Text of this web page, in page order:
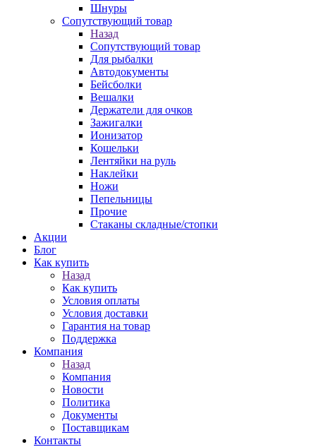
Шнуры
Сопутствующий товар
Назад
Сопутствующий товар
Для рыбалки
Автодокументы
Бейсболки
Вешалки
Держатели для очков
Зажигалки
Ионизатор
Кошельки
Лентяйки на руль
Наклейки
Ножи
Пепельницы
Прочие
Стаканы складные/стопки
Акции
Блог
Как купить
Назад
Как купить
Условия оплаты
Условия доставки
Гарантия на товар
Поддержка
Компания
Назад
Компания
Новости
Политика
Документы
Поставщикам
Контакты